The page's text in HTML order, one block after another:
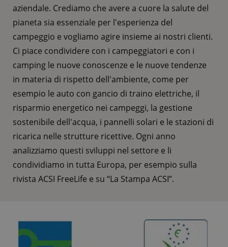
aziendale. Crediamo che avere a cuore la salute del
pianeta sia essenziale per l'esperienza del
campeggio e vogliamo agire insieme ai nostri clienti.
Ci piace condividere con i campeggiatori e con i
camping le nuove conoscenze e le nuove tendenze
in materia di rispetto dell'ambiente, come per
esempio le auto con gancio di traino elettriche, il
risparmio energetico nei campeggi, la gestione
sostenibile dell'acqua, i pannelli solari e le stazioni di
ricarica nelle strutture ricettive. Ogni anno
analizziamo questi sviluppi nel settore e li
condividiamo in tutta Europa, per esempio sulla
rivista ACSI FreeLife e su “La Stampa ACSI”.